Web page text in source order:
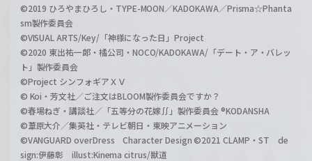
©2019 ひろやまひろし・TYPE-MOON／KADOKAWA／Prisma☆Phanta
sm製作委員会
©VISUAL ARTS/Key/「神様になった日」Project
©2020 東出祐一郎・橘公司・NOCO/KADOKAWA/「デート・ア・バレッ
ト」製作委員会
©Project シンフォギアＸＶ
© Koi・芳文社／ご注文はBLOOM製作委員会ですか？
©春場ねぎ・講談社／「五等分の花嫁∬」製作委員会 ®KODANSHA
©葦原大介／集英社・テレビ朝日・東映アニメーション
©VANGUARD overDress Character Design ©2021 CLAMP・ST de
sign:伊藤彰 illust:Kinema citrus/獣道